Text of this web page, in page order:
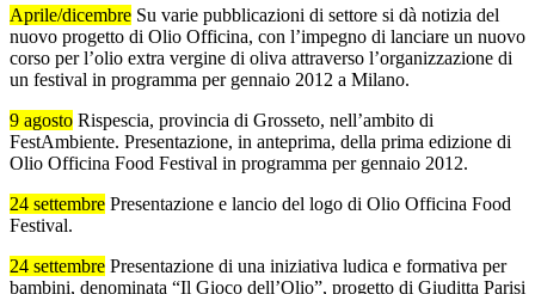
Aprile/dicembre Su varie pubblicazioni di settore si dà notizia del
nuovo progetto di Olio Officina, con l’impegno di lanciare un nuovo
corso per l’olio extra vergine di oliva attraverso l’organizzazione di
un festival in programma per gennaio 2012 a Milano.
9 agosto Rispescia, provincia di Grosseto, nell’ambito di
FestAmbiente. Presentazione, in anteprima, della prima edizione di
Olio Officina Food Festival in programma per gennaio 2012.
24 settembre Presentazione e lancio del logo di Olio Officina Food
Festival.
24 settembre Presentazione di una iniziativa ludica e formativa per
bambini, denominata “Il Gioco dell’Olio”, progetto di Giuditta Parisi